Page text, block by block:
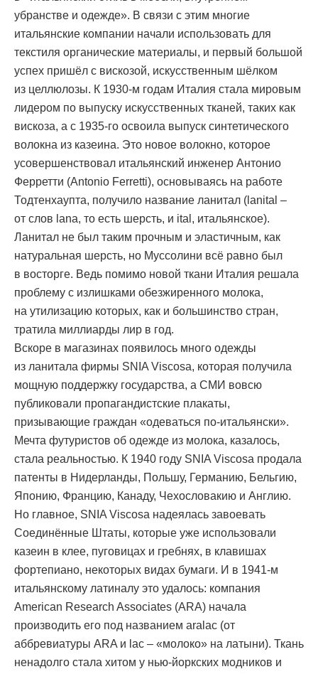
убранстве и одежде». В связи с этим многие
итальянские компании начали использовать для
текстиля органические материалы, и первый большой
успех пришёл с вискозой, искусственным шёлком
из целлюлозы. К 1930-м годам Италия стала мировым
лидером по выпуску искусственных тканей, таких как
вискоза, а с 1935-го освоила выпуск синтетического
волокна из казеина. Это новое волокно, которое
усовершенствовал итальянский инженер Антонио
Ферретти (Antonio Ferretti), основываясь на работе
Тодтенхаупта, получило название ланитал (lanital –
от слов lana, то есть шерсть, и ital, итальянское).
Ланитал не был таким прочным и эластичным, как
натуральная шерсть, но Муссолини всё равно был
в восторге. Ведь помимо новой ткани Италия решала
проблему с излишками обезжиренного молока,
на утилизацию которых, как и большинство стран,
тратила миллиарды лир в год.
Вскоре в магазинах появилось много одежды
из ланитала фирмы SNIA Viscosa, которая получила
мощную поддержку государства, а СМИ вовсю
публиковали пропагандистские плакаты,
призывающие граждан «одеваться по-итальянски».
Мечта футуристов об одежде из молока, казалось,
стала реальностью. К 1940 году SNIA Viscosa продала
патенты в Нидерланды, Польшу, Германию, Бельгию,
Японию, Францию, Канаду, Чехословакию и Англию.
Но главное, SNIA Viscosa надеялась завоевать
Соединённые Штаты, которые уже использовали
казеин в клее, пуговицах и гребнях, в клавишах
фортепиано, некоторых видах бумаги. И в 1941-м
итальянскому латиналу это удалось: компания
American Research Associates (ARA) начала
производить его под названием aralac (от
аббревиатуры ARA и lac – «молоко» на латыни). Ткань
ненадолго стала хитом у нью-йоркских модников и